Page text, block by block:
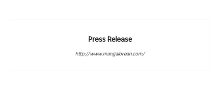
Press Release
http://www.mangalorean.com/